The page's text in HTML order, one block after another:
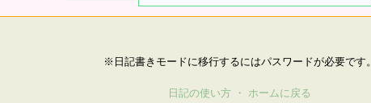
※日記書きモードに移行するにはパスワードが必要です。
日記の使い方 ・ ホームに戻る